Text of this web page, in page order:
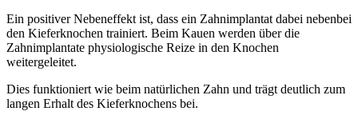
Ein positiver Nebeneffekt ist, dass ein Zahnimplantat dabei nebenbei
den Kieferknochen trainiert. Beim Kauen werden über die
Zahnimplantate physiologische Reize in den Knochen
weitergeleitet.
Dies funktioniert wie beim natürlichen Zahn und trägt deutlich zum
langen Erhalt des Kieferknochens bei.